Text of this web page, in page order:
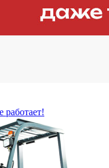
работает!